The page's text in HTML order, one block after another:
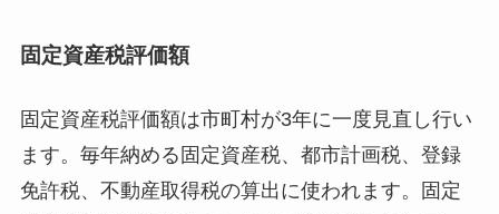
固定資産税評価額
固定資産税評価額は市町村が3年に一度見直し行い
ます。毎年納める固定資産税、都市計画税、登録
免許税、不動産取得税の算出に使われます。固定